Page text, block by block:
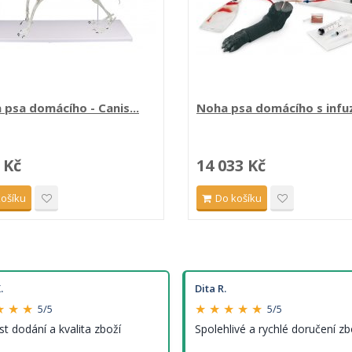
domácího - Canis... Noha psa domácího s
14 033 Kč
Do košíku
★ ★ 5/5
dodání a kvalita zboží
Dita R.
★ ★ ★ ★ ★ 5/5
Spolehlivé a rychlé doručení